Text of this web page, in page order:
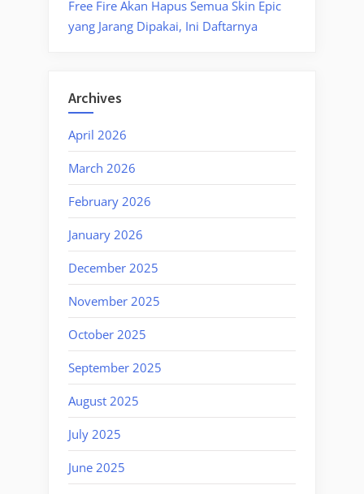
Free Fire Akan Hapus Semua Skin Epic
yang Jarang Dipakai, Ini Daftarnya
Archives
April 2026
March 2026
February 2026
January 2026
December 2025
November 2025
October 2025
September 2025
August 2025
July 2025
June 2025